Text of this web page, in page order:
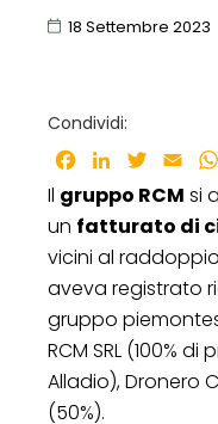
18 Settembre 2023
Condividi:
Facebook
LinkedInTwitter
Il gruppo RCM si
un fatturato di
vicini al
aveva registrato
gruppo
RCM SRL (100%
Alladio), Dronero
(50%).